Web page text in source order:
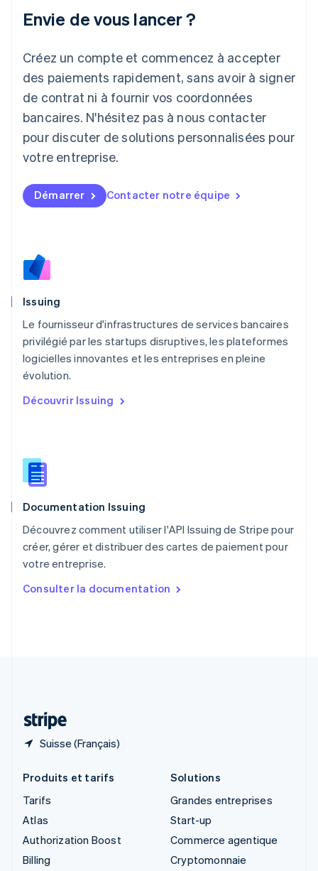
Envie de vous lancer ?
Créez un compte et commencez à accepter
des paiements rapidement, sans avoir à signer
de contrat ni à fournir vos coordonnées
bancaires. N'hésitez pas à nous contacter
pour discuter de solutions personnalisées pour
votre entreprise.
Démarrer Contacter notre équipe
Issuing
Le fournisseur d'infrastructures de services bancaires
privilégié par les startups disruptives, les plateformes
logicielles innovantes et les entreprises en pleine
évolution.
Découvrir Issuing
Documentation Issuing
Découvrez comment utiliser l'API Issuing de Stripe pour
créer, gérer et distribuer des cartes de paiement pour
votre entreprise.
Consulter la documentation
Suisse (Français)
English
Italie
Japon
日本語
Lettonie
English
Liechtenstein
DeutschEnglish
English
FrançaisDeutschEnglish
Malaisie
Mexique
Español
English
Nouvelle-Zélande
Pays-Bas
NederlandsEnglish
Pologne
Portugal
République tchèque
English
English
Singapour
English简体中文
English
Produits et tarifs
Tarifs
Atlas
Authorization Boost
Billing
Solutions
Grandes entreprises
Start-up
Commerce agentique
Cryptomonnaie